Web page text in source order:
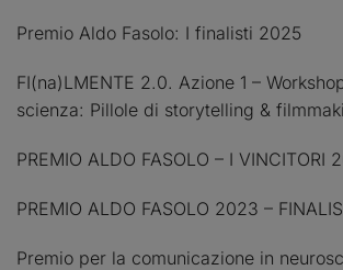
Premio Aldo Fasolo: I finalisti 2025
FI(na)LMENTE 2.0. Azione 1 –
scienza: Pillole di storytelling &
PREMIO ALDO FASOLO – I VINCITORI
PREMIO ALDO FASOLO 2023 –
Premio per la comunicazione in